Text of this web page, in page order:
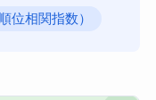
位相関指数）